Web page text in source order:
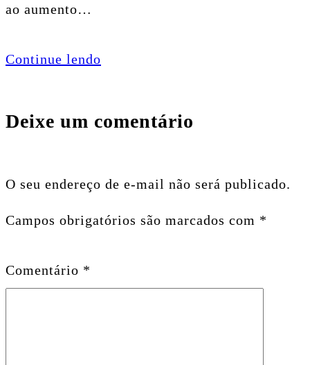
ao aumento…
Continue lendo
Deixe um comentário
O seu endereço de e-mail não será publicado.
Campos obrigatórios são marcados com *
Comentário *